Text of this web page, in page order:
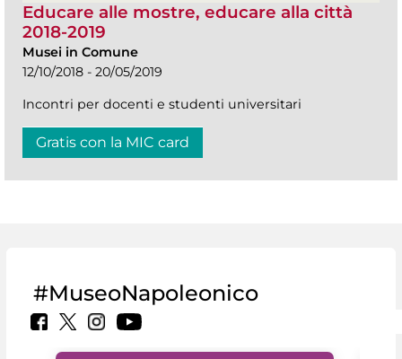
Educare alle mostre, educare alla città
2018-2019
Musei in Comune
12/10/2018 - 20/05/2019
Incontri per docenti e studenti universitari
Gratis con la MIC card
#MuseoNapoleonico